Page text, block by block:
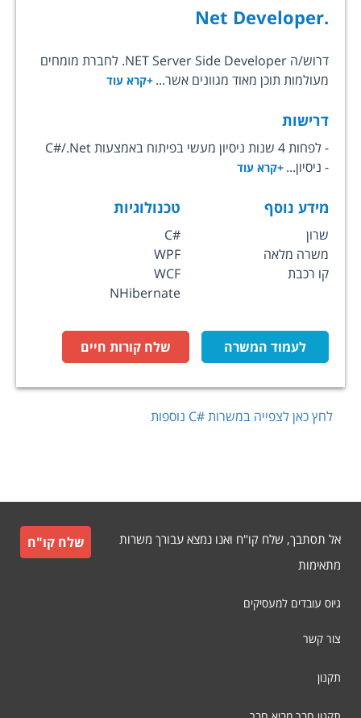
.Net Developer
דרוש/ה NET Server Side Developer. לחברת מומחים
מעולמות תוכן מאוד מגוונים אשר... +קרא עוד
דרישות
- לפחות 4 שנות ניסיון מעשי בפיתוח באמצעות C#/.Net
- ניסיון... +קרא עוד
מידע נוסף
שרון
משרה מלאה
קו רכבת
טכנולוגיות
C#
WPF
WCF
NHibernate
לעמוד המשרה שלח קורות חיים
לחץ כאן לצפייה במשרותC# נוספות
אל תסתבך, שלח קו"ח ואנו נמצא עבורך משרות
מתאימות
שלח קו"ח
גיוס עובדים למעסיקים
צור קשר
תקנון